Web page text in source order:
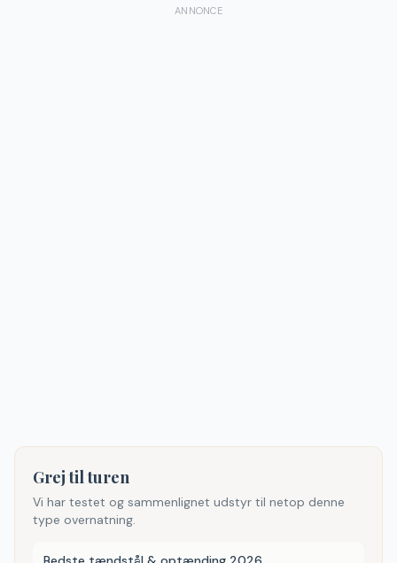
ANNONCE
Grej til turen
Vi har testet og sammenlignet udstyr til netop denne
type overnatning.